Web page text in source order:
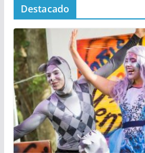
Destacado